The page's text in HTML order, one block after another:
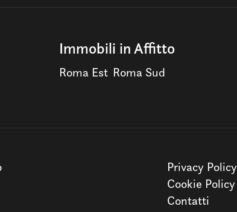
Immobili in Affitto
Roma Est Roma Sud
Privacy Policy
Cookie Policy
Contatti